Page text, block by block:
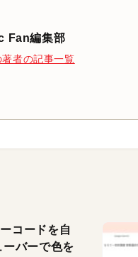
Fan編集部
著者の記事一覧
コードを自
バーで色を